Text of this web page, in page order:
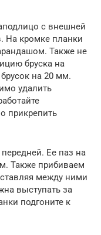
с внешней
На кромке планки
Также не
бруска на
на 20 мм.
удалить
прикрепить
Ее паз на
Также прибиваем
между ними
выступать за
подгоните к